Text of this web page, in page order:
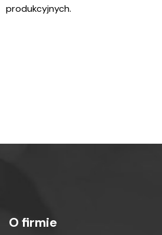
produkcyjnych.
O firmie